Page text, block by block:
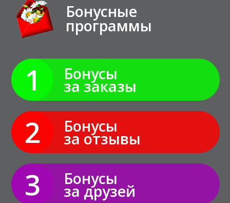
Бонусные
программы
1 Бонусы
за заказы
2 Бонусы
за отзывы
3 Бонусы
за друзей